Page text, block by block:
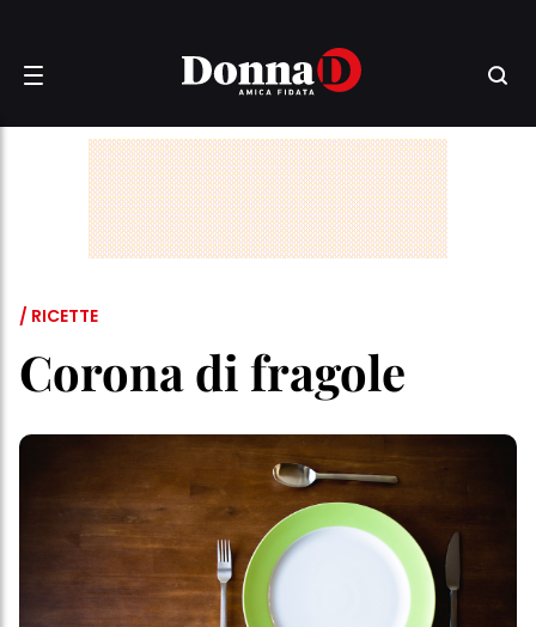
/ RICETTE
Corona di fragole